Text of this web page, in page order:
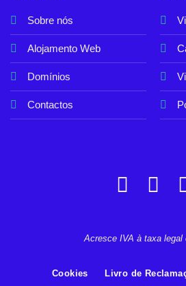
Sobre nós
Alojamento Web
Domínios
Contactos
Acresce IVA à taxa legal
Cookies Livro de